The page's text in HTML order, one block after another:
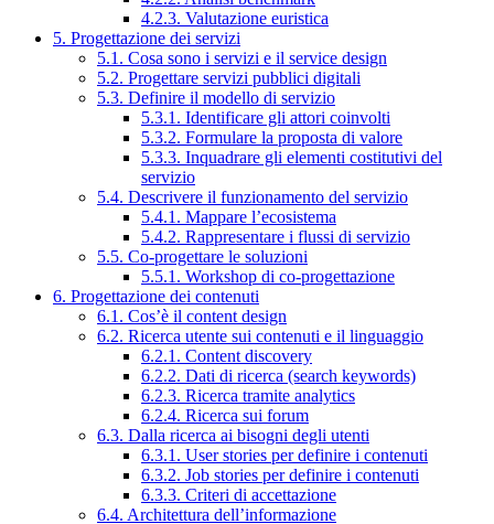
4.2.3. Valutazione euristica
5. Progettazione dei servizi
5.1. Cosa sono i servizi e il service design
5.2. Progettare servizi pubblici digitali
5.3. Definire il modello di servizio
5.3.1. Identificare gli attori coinvolti
5.3.2. Formulare la proposta di valore
5.3.3. Inquadrare gli elementi costitutivi del
servizio
5.4. Descrivere il funzionamento del servizio
5.4.1. Mappare l’ecosistema
5.4.2. Rappresentare i flussi di servizio
5.5. Co-progettare le soluzioni
5.5.1. Workshop di co-progettazione
6. Progettazione dei contenuti
6.1. Cos’è il content design
6.2. Ricerca utente sui contenuti e il linguaggio
6.2.1. Content discovery
6.2.2. Dati di ricerca (search keywords)
6.2.3. Ricerca tramite analytics
6.2.4. Ricerca sui forum
6.3. Dalla ricerca ai bisogni degli utenti
6.3.1. User stories per definire i contenuti
6.3.2. Job stories per definire i contenuti
6.3.3. Criteri di accettazione
6.4. Architettura dell’informazione